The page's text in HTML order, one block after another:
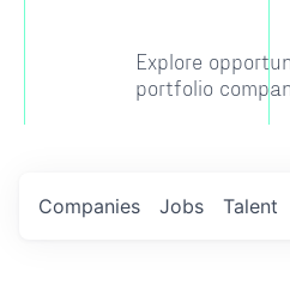
Explore
portfolio
Jobs
Companies Talent